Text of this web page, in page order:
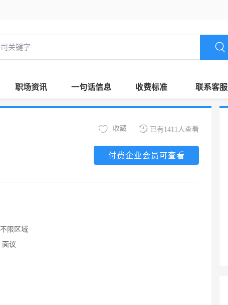
职场资讯 一句话信息 收费标准 联系客服
已有1411人查看
收藏
付费企业会员可查看
不限区域
面议